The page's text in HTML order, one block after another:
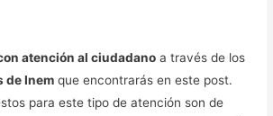
atención al ciudadano a través de los
de Inem que encontrarás en este post.
para este tipo de atención son de